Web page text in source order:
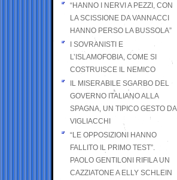
“HANNO I NERVI A PEZZI, CON
LA SCISSIONE DA VANNACCI
HANNO PERSO LA BUSSOLA”
I SOVRANISTI E
L’ISLAMOFOBIA, COME SI
COSTRUISCE IL NEMICO
IL MISERABILE SGARBO DEL
GOVERNO ITALIANO ALLA
SPAGNA, UN TIPICO GESTO DA
VIGLIACCHI
“LE OPPOSIZIONI HANNO
FALLITO IL PRIMO TEST”.
PAOLO GENTILONI RIFILA UN
CAZZIATONE A ELLY SCHLEIN